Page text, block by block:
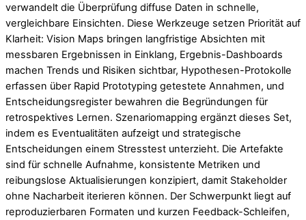
verwandelt die Überprüfung diffuse Daten in schnelle,
vergleichbare Einsichten. Diese Werkzeuge setzen Priorität auf
Klarheit: Vision Maps bringen langfristige Absichten mit
messbaren Ergebnissen in Einklang, Ergebnis-Dashboards
machen Trends und Risiken sichtbar, Hypothesen-Protokolle
erfassen über Rapid Prototyping getestete Annahmen, und
Entscheidungsregister bewahren die Begründungen für
retrospektives Lernen. Szenariomapping ergänzt dieses Set,
indem es Eventualitäten aufzeigt und strategische
Entscheidungen einem Stresstest unterzieht. Die Artefakte
sind für schnelle Aufnahme, konsistente Metriken und
reibungslose Aktualisierungen konzipiert, damit Stakeholder
ohne Nacharbeit iterieren können. Der Schwerpunkt liegt auf
reproduzierbaren Formaten und kurzen Feedback-Schleifen,